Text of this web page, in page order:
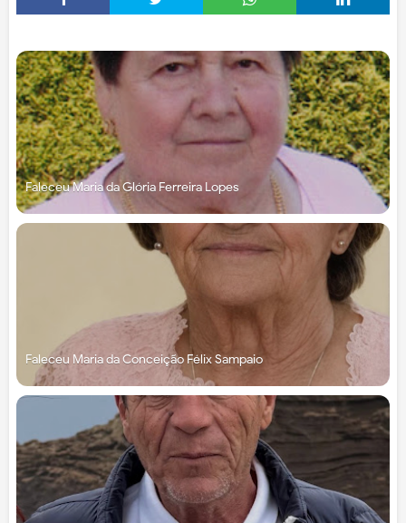
Faleceu Maria da Glória Ferreira Lopes
Faleceu Maria da Conceição Félix Sampaio